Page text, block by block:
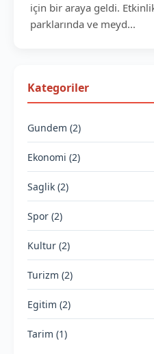
için bir araya geldi.
parklarında ve meyd...
Kategoriler
Gundem (2)
Ekonomi (2)
Saglik (2)
Spor (2)
Kultur (2)
Turizm (2)
Egitim (2)
Tarim (1)